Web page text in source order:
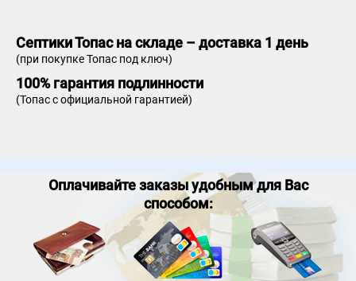
Септики Топас на складе – доставка 1 день
(при покупке Топас под ключ)
100% гарантия подлинности
(Топас с официальной гарантией)
Оплачивайте заказы удобным для Вас
способом: